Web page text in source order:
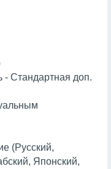
- Стандартная доп.
(Русский,
Японский,